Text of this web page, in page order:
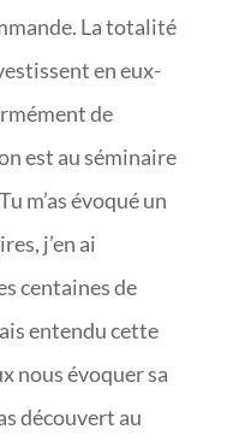
La totalité
en eux-
de
est au séminaire
m’as évoqué un
j’en ai
centaines de
entendu cette
nous évoquer sa
découvert au